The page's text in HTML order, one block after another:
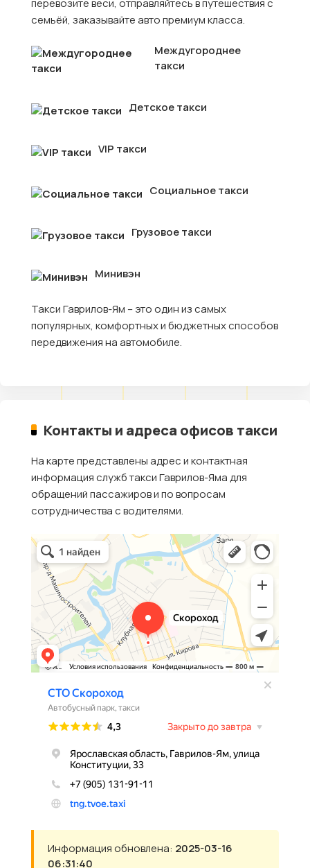
перевозите веси, отправляйтесь в путешествия с
семьёй, заказывайте авто премиум класса.
Междугороднее
такси
Детское такси
VIP такси
Социальное такси
Грузовое такси
Минивэн
Такси Гаврилов-Ям – это один из самых
популярных, комфортных и бюджетных способов
передвижения на автомобиле.
Контакты и адреса офисов такси
На карте представлены адрес и контактная
информация служб такси Гаврилов-Яма для
обращений пассажиров и по вопросам
сотрудничества с водителями.
Информация обновлена: 2025-03-16
06:31:40